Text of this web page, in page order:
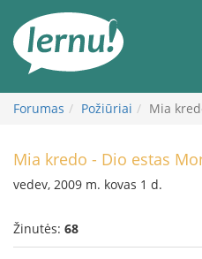
turinį
Forumas Požiūriai Mia
Mia kredo - Dio estas
vedev, 2009 m. kovas 1 d.
Žinutės: 68